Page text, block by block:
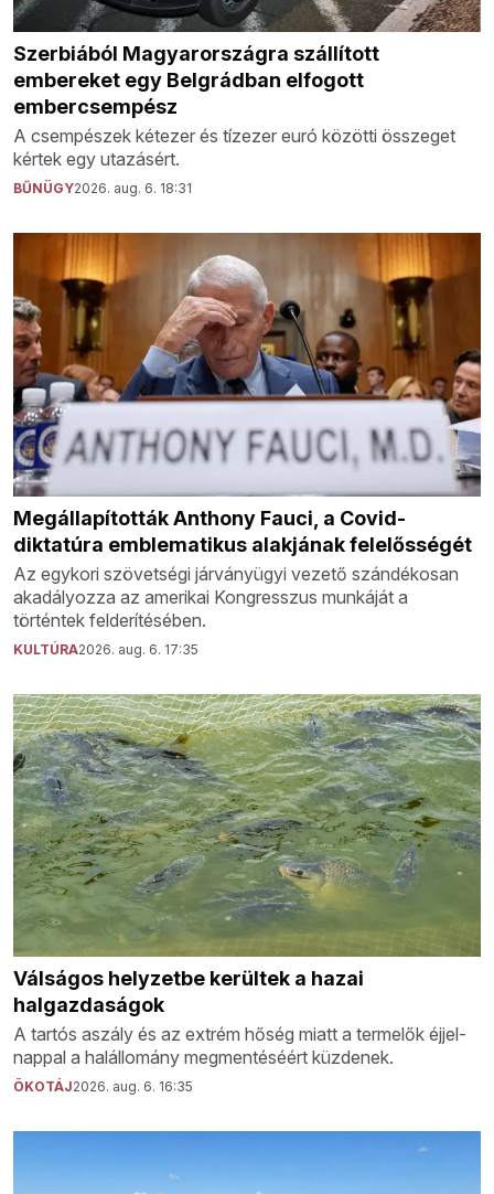
Szerbiából Magyarországra szállított
embereket egy Belgrádban elfogott
embercsempész
A csempészek kétezer és tízezer euró közötti összeget
kértek egy utazásért.
BŰNÜGY2026. aug. 6. 18:31
Megállapították Anthony Fauci, a Covid-
diktatúra emblematikus alakjának felelősségét
Az egykori szövetségi járványügyi vezető szándékosan
akadályozza az amerikai Kongresszus munkáját a
történtek felderítésében.
KULTÚRA2026. aug. 6. 17:35
Válságos helyzetbe kerültek a hazai
halgazdaságok
A tartós aszály és az extrém hőség miatt a termelők éjjel-
nappal a halállomány megmentéséért küzdenek.
ÖKOTÁJ2026. aug. 6. 16:35